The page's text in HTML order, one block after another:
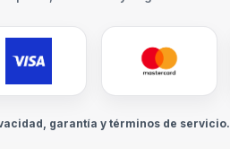
garantía y términos de servicio.